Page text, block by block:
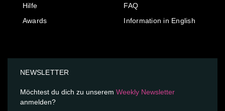
Hilfe
Awards
FAQ
Information in English
NEWSLETTER
Möchtest du dich zu unserem Weekly Newsletter
anmelden?